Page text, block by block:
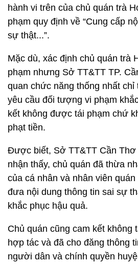
hành vi trên của chủ quán trà
phạm quy định về “Cung cấp
sự thật...”.
Mặc dù, xác định chủ quán trà
phạm nhưng Sở TT&TT TP.
quan chức năng thống nhất
yêu cầu đối tượng vi phạm
kết không được tái phạm chứ
phạt tiền.
Được biết, Sở TT&TT Cần Thơ
nhận thấy, chủ quán đã thừa
của cá nhân và nhân viên
đưa nội dung thông tin sai sự
khắc phục hậu quả.
Chủ quán cũng cam kết không
hợp tác và đã cho đăng thông
người dân và chính quyền